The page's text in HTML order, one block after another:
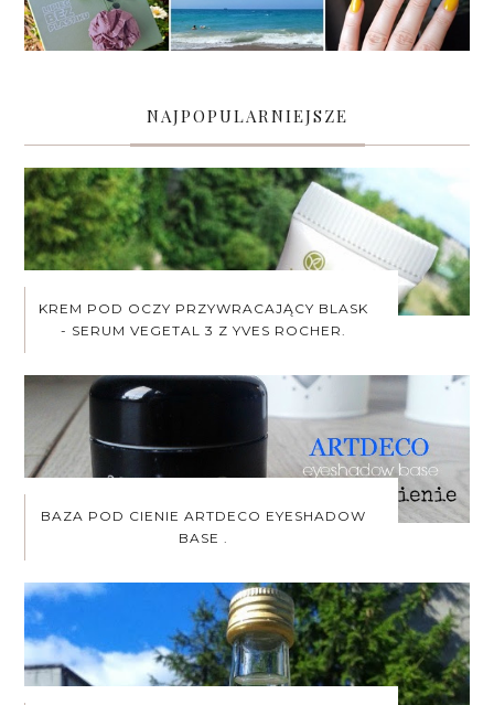
NAJPOPULARNIEJSZE
KREM POD OCZY PRZYWRACAJĄCY BLASK
- SERUM VEGETAL 3 Z YVES ROCHER.
BAZA POD CIENIE ARTDECO EYESHADOW
BASE .